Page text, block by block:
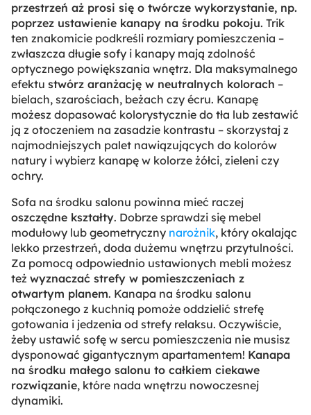
przestrzeń aż prosi się o twórcze wykorzystanie, np.
poprzez ustawienie kanapy na środku pokoju. Trik
ten znakomicie podkreśli rozmiary pomieszczenia –
zwłaszcza długie sofy i kanapy mają zdolność
optycznego powiększania wnętrz. Dla maksymalnego
efektu stwórz aranżację w neutralnych kolorach –
bielach, szarościach, beżach czy écru. Kanapę
możesz dopasować kolorystycznie do tła lub zestawić
ją z otoczeniem na zasadzie kontrastu – skorzystaj z
najmodniejszych palet nawiązujących do kolorów
natury i wybierz kanapę w kolorze żółci, zieleni czy
ochry.
Sofa na środku salonu powinna mieć raczej
oszczędne kształty. Dobrze sprawdzi się mebel
modułowy lub geometryczny narożnik, który okalając
lekko przestrzeń, doda dużemu wnętrzu przytulności.
Za pomocą odpowiednio ustawionych mebli możesz
też wyznaczać strefy w pomieszczeniach z
otwartym planem. Kanapa na środku salonu
połączonego z kuchnią pomoże oddzielić strefę
gotowania i jedzenia od strefy relaksu. Oczywiście,
żeby ustawić sofę w sercu pomieszczenia nie musisz
dysponować gigantycznym apartamentem! Kanapa
na środku małego salonu to całkiem ciekawe
rozwiązanie, które nada wnętrzu nowoczesnej
dynamiki.